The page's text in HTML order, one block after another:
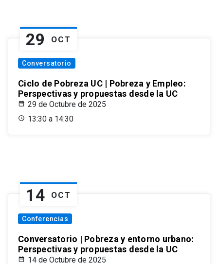
29 OCT
Conversatorio
Ciclo de Pobreza UC | Pobreza y Empleo:
Perspectivas y propuestas desde la UC
29 de Octubre de 2025
13:30 a 14:30
14 OCT
Conferencias
Conversatorio | Pobreza y entorno urbano:
Perspectivas y propuestas desde la UC
14 de Octubre de 2025